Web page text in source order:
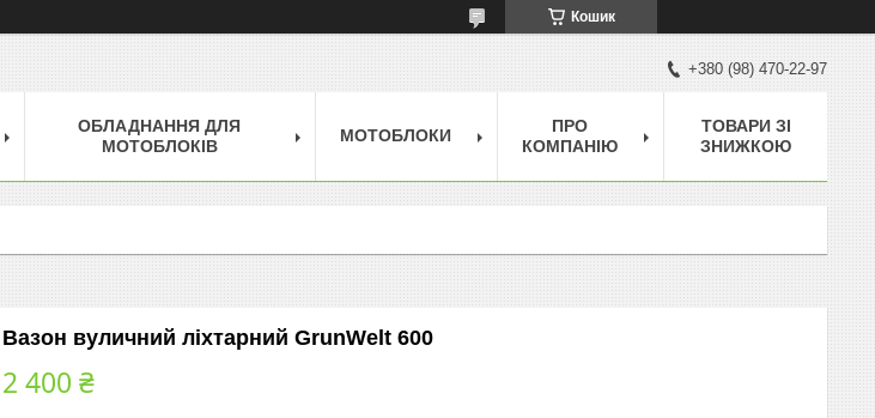
Кошик
+380 (98) 470-22-97
ОБЛАДНАННЯ ДЛЯ
МОТОБЛОКІВ
МОТОБЛОКИ
ПРО
КОМПАНІЮ
ТОВАРИ ЗІ
ЗНИЖКОЮ
Вазон вуличний ліхтарний GrunWelt 600
2 400 ₴